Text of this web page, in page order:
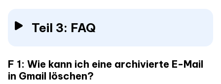
Teil 3: FAQ
F 1: Wie kann ich eine archivierte E-Mail
in Gmail löschen?